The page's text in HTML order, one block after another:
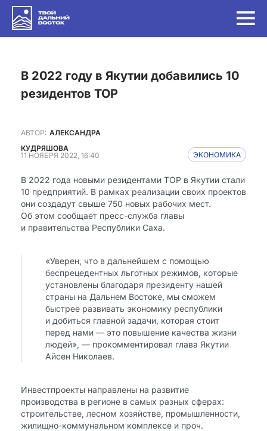
в 2022 году в Якутии добавились 10
резидентов ТОР
АВТОР: АЛЕКСАНДРА
КУДРЯШОВА
11 НОЯБРЯ 2022, 16:40 ЭКОНОМИКА
В 2022 года новыми резидентами ТОР в Якутии стали
10 предприятий. В рамках реализации своих проектов
они создадут свыше 750 новых рабочих мест.
Об этом сообщает пресс-служба главы
и правительства Республики Саха.
«Уверен, что в дальнейшем с помощью
беспрецедентных льготных режимов, которые
установлены благодаря президенту нашей
страны на Дальнем Востоке, мы сможем
быстрее развивать экономику республики
и добиться главной задачи, которая стоит
перед нами — это повышение качества жизни
людей», — прокомментировал глава Якутии
Айсен Николаев.
Инвестпроекты направлены на развитие
производства в регионе в самых разных сферах:
строительстве, лесном хозяйстве, промышленности,
жилищно-коммунальном комплексе и проч.